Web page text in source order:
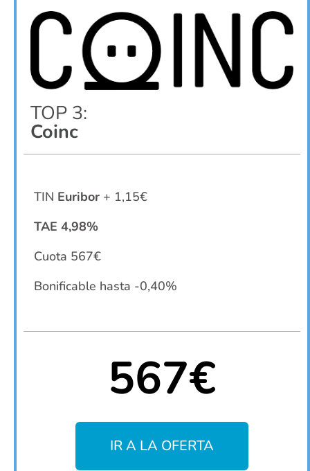
TOP 3:
Coinc
TIN Euribor + 1,15€
TAE 4,98%
Cuota 567€
Bonificable hasta -0,40%
567€
IR A LA OFERTA